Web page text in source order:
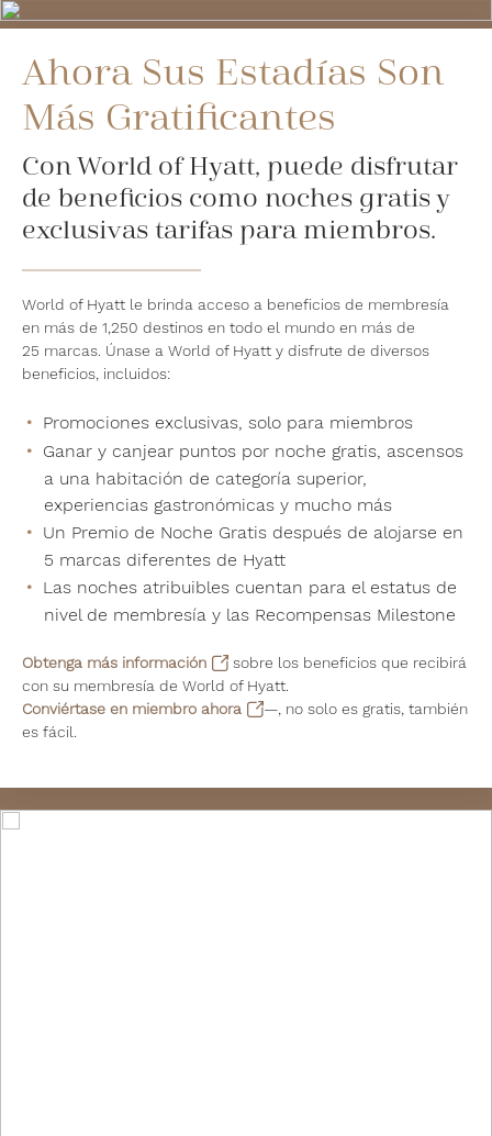
Ahora Sus Estadías Son
Más Gratificantes
Con World of Hyatt, puede disfrutar
de beneficios como noches gratis y
exclusivas tarifas para miembros.
World of Hyatt le brinda acceso a beneficios de membresía
en más de 1,250 destinos en todo el mundo en más de
25 marcas. Únase a World of Hyatt y disfrute de diversos
beneficios, incluidos:
Promociones exclusivas, solo para miembros
Ganar y canjear puntos por noche gratis, ascensos
a una habitación de categoría superior,
experiencias gastronómicas y mucho más
Un Premio de Noche Gratis después de alojarse en
5 marcas diferentes de Hyatt
Las noches atribuibles cuentan para el estatus de
nivel de membresía y las Recompensas Milestone
Obtenga más información
sobre los beneficios que recibirá
con su membresía de World of Hyatt.
Conviértase en miembro ahora
—, no solo es gratis, también
es fácil.